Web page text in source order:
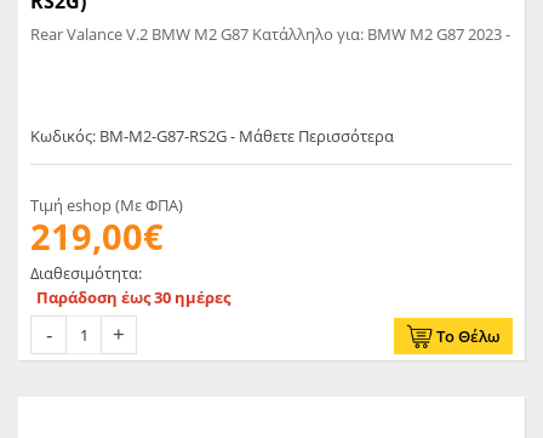
Rear Valance V.2 BMW M2 G87 Κατάλληλο για: BMW M2 G87 2023 -
Κωδικός: BM-M2-G87-RS2G - Μάθετε Περισσότερα
Τιμή eshop (Με ΦΠΑ)
219,00€
Διαθεσιμότητα:
Παράδοση έως 30 ημέρες
Το Θέλω